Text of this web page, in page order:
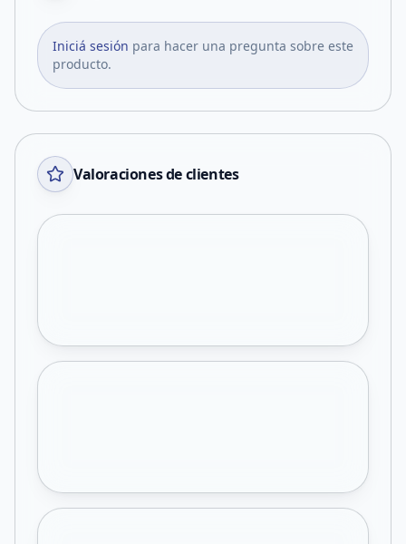
Iniciá sesión para hacer una pregunta sobre este
producto.
Valoraciones de clientes